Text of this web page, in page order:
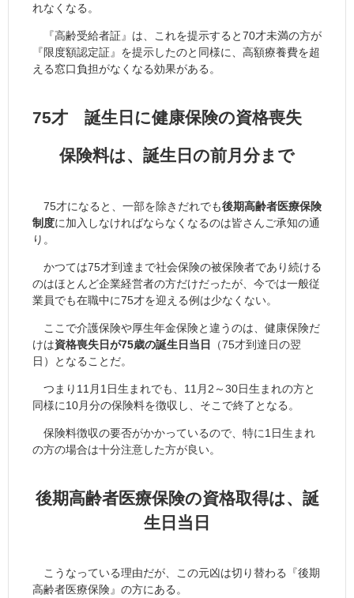
れなくなる。
『高齢受給者証』は、これを提示すると70才未満の方が
『限度額認定証』を提示したのと同様に、高額療養費を超
える窓口負担がなくなる効果がある。
75才 誕生日に健康保険の資格喪失
保険料は、誕生日の前月分まで
75才になると、一部を除きだれでも後期高齢者医療保険
制度に加入しなければならなくなるのは皆さんご承知の通
り。
かつては75才到達まで社会保険の被保険者であり続ける
のはほとんど企業経営者の方だけだったが、今では一般従
業員でも在職中に75才を迎える例は少なくない。
ここで介護保険や厚生年金保険と違うのは、健康保険だ
けは資格喪失日が75歳の誕生日当日
（75才到達日の翌
日）となることだ。
つまり11月1日生まれでも、11月2～30日生まれの方と
同様に10月分の保険料を徴収し、そこで終了となる。
保険料徴収の要否がかかっているので、特に1日生まれ
の方の場合は十分注意した方が良い。
後期高齢者医療保険の資格取得は、誕
生日当日
こうなっている理由だが、この元凶は切り替わる『後期
高齢者医療保険』の方にある。